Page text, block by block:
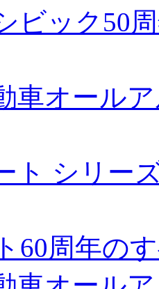
ビック50
車オール
ト シリ
60周年の